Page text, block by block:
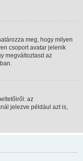
meg, hogy milyen
csoport avatar jelenik
megváltoztasd az
az
jelezve például azt is,